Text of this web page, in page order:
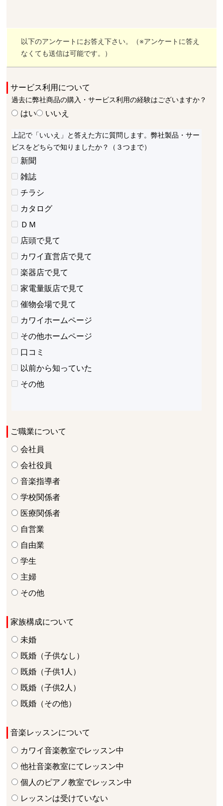
以下のアンケートにお答え下さい。（※アンケートに答え
なくても送信は可能です。）
サービス利用について
過去に弊社商品の購入・サービス利用の経験はございますか？
はい いいえ
上記で「いいえ」と答えた方に質問します。弊社製品・サー
ビスをどちらで知りましたか？（３つまで）
新聞
雑誌
チラシ
カタログ
ＤＭ
店頭で見て
カワイ直営店で見て
楽器店で見て
家電量販店で見て
催物会場で見て
カワイホームページ
その他ホームページ
口コミ
以前から知っていた
その他
ご職業について
会社員
会社役員
音楽指導者
学校関係者
医療関係者
自営業
自由業
学生
主婦
その他
家族構成について
未婚
既婚（子供なし）
既婚（子供1人）
既婚（子供2人）
既婚（その他）
音楽レッスンについて
カワイ音楽教室でレッスン中
他社音楽教室にてレッスン中
個人のピアノ教室でレッスン中
レッスンは受けていない